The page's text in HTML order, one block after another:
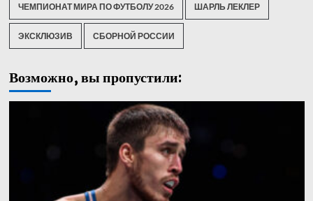
ЧЕМПИОНАТ МИРА ПО ФУТБОЛУ 2026 ШАРЛЬ ЛЕКЛЕР
ЭКСКЛЮЗИВ СБОРНОЙ РОССИИ
Возможно, вы пропустили: